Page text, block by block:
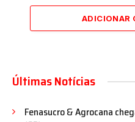
ADICIONAR
Últimas Notícias
Fenasucro & Agrocana